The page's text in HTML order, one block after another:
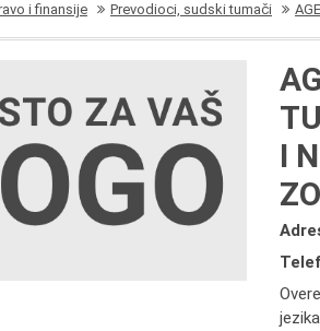
i finansije Prevodioci, sudski tumači
I